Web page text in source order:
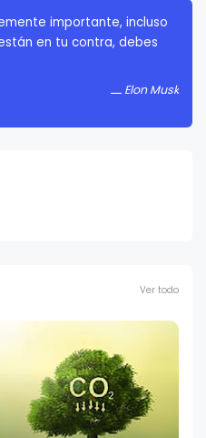
importante, incluso
en tu contra, debes
Elon Musk
Ver todo